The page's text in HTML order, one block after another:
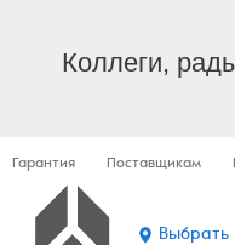
Коллеги,
Гарантия Поставщикам
Выбрать